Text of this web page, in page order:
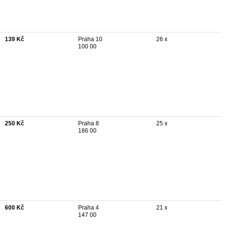
139 Kč
Praha 10
100 00
26 x
250 Kč
Praha 8
186 00
25 x
600 Kč
Praha 4
147 00
21 x